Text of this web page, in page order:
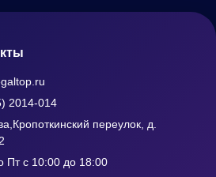
2014-014
переулок, д.
Пт с 10:00 до 18:00